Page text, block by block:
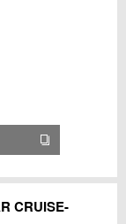
CRUISE-